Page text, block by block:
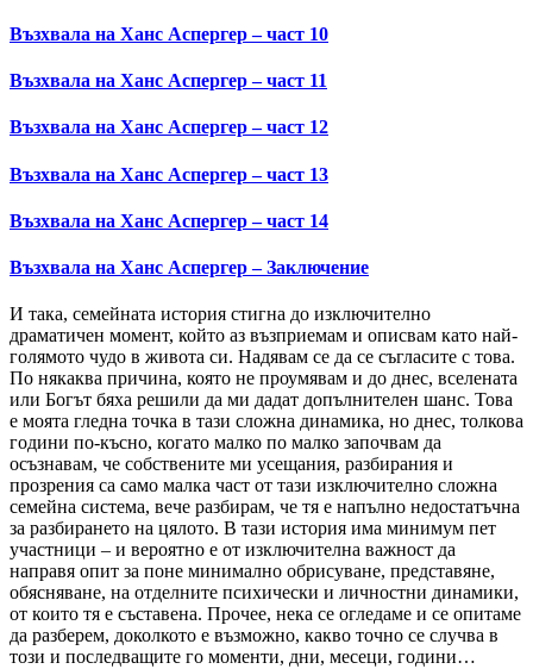
Възхвала на Ханс Аспергер – част 10
Възхвала на Ханс Аспергер – част 11
Възхвала на Ханс Аспергер – част 12
Възхвала на Ханс Аспергер – част 13
Възхвала на Ханс Аспергер – част 14
Възхвала на Ханс Аспергер – Заключение
И така, семейната история стигна до изключително
драматичен момент, който аз възприемам и описвам като най-
голямото чудо в живота си. Надявам се да се съгласите с това.
По някаква причина, която не проумявам и до днес, вселената
или Богът бяха решили да ми дадат допълнителен шанс. Това
е моята гледна точка в тази сложна динамика, но днес, толкова
години по-късно, когато малко по малко започвам да
осъзнавам, че собствените ми усещания, разбирания и
прозрения са само малка част от тази изключително сложна
семейна система, вече разбирам, че тя е напълно недостатъчна
за разбирането на цялото. В тази история има минимум пет
участници – и вероятно е от изключителна важност да
направя опит за поне минимално обрисуване, представяне,
обясняване, на отделните психически и личностни динамики,
от които тя е съставена. Прочее, нека се огледаме и се опитаме
да разберем, доколкото е възможно, какво точно се случва в
този и последващите го моменти, дни, месеци, години…